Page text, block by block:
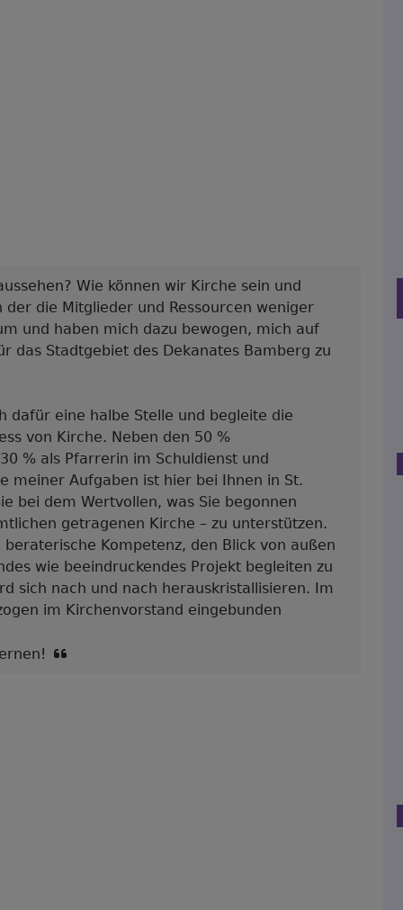
Wie können wir Kirche sein und
die Mitglieder und Ressourcen weniger
und haben mich dazu bewogen, mich auf
das Stadtgebiet des Dekanates Bamberg zu
dafür eine halbe Stelle und begleite die
von Kirche. Neben den 50 %
% als Pfarrerin im Schuldienst und
meiner Aufgaben ist hier bei Ihnen in St.
bei dem Wertvollen, was Sie begonnen
getragenen Kirche – zu unterstützen.
Kompetenz, den Blick von außen
wie beeindruckendes Projekt begleiten zu
sich nach und nach herauskristallisieren. Im
im Kirchenvorstand eingebunden